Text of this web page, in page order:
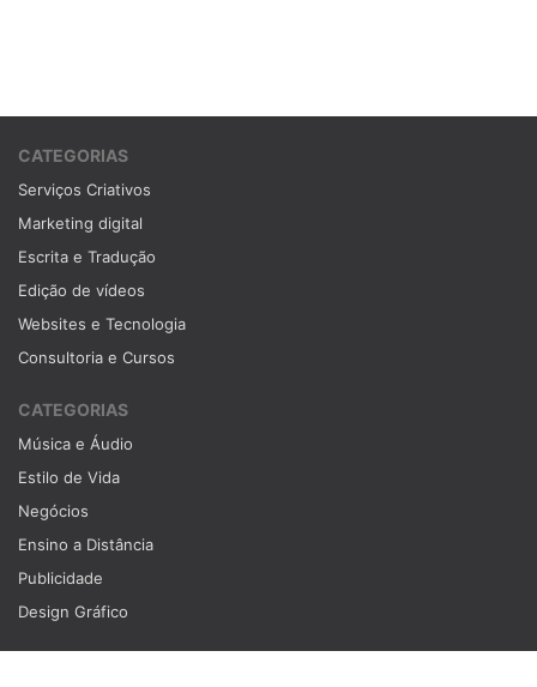
CATEGORIAS
Serviços Criativos
Marketing digital
Escrita e Tradução
Edição de vídeos
Websites e Tecnologia
Consultoria e Cursos
CATEGORIAS
Música e Áudio
Estilo de Vida
Negócios
Ensino a Distância
Publicidade
Design Gráfico